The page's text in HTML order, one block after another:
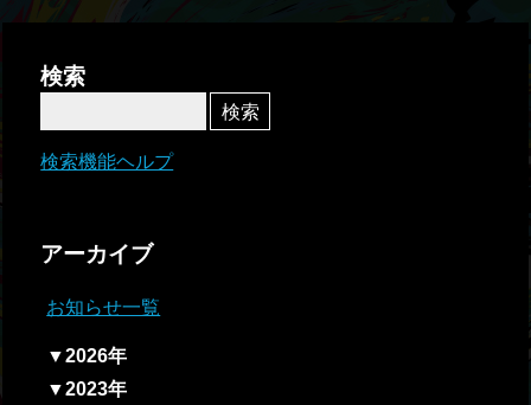
検索
検索機能ヘルプ
アーカイブ
お知らせ一覧
▼2026年
▼2023年